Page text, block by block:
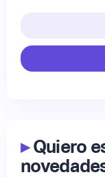
▸Quiero